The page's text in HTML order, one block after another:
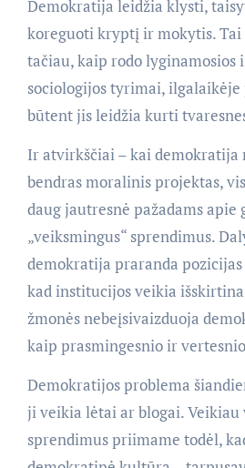
Demokratija leidžia klysti,
koreguoti kryptį ir mokytis. Tai
tačiau, kaip rodo lyginamosios
sociologijos tyrimai,
būtent jis leidžia kurti
Ir atvirkščiai – kai demokratija
bendras moralinis projektas,
daug jautresnė pažadams apie
„veiksmingus“ sprendimus.
demokratija praranda
kad institucijos veikia
žmonės nebeįsivaizduoja
kaip prasmingesnio ir
Demokratijos problema
ji veikia lėtai ar blogai. Veikiau
sprendimus priimame todėl,